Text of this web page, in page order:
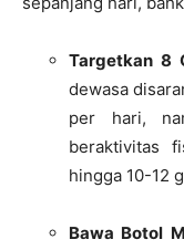
Targetkan 8
dewasa
per hari,
beraktivitas
hingga 10-12
Bawa Botol